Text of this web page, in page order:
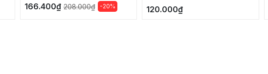
166.400₫ 208.000₫ -20% 120.000₫